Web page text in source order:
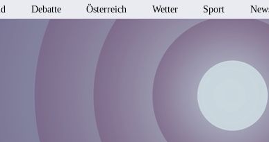
Debatte Österreich Wetter Sport